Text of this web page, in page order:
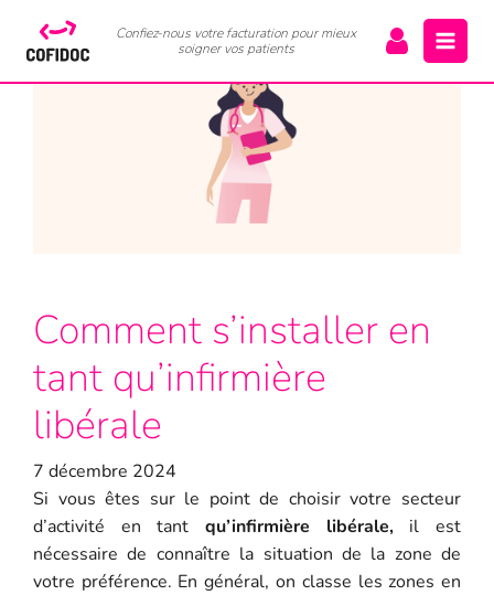
Confiez-nous votre facturation pour mieux
soigner vos patients
Comment s’installer en
tant qu’infirmière
libérale
7 décembre 2024
Si vous êtes sur le point de choisir votre secteur
d’activité en tant qu’infirmière libérale,il est
nécessaire de connaître la situation de la zone de
votre préférence. En général, on classe les zones en